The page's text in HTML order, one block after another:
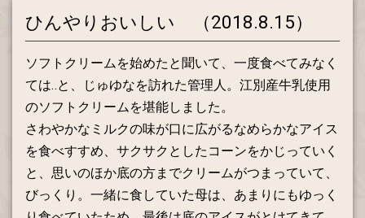
ひんやりおいしい （2018.8.15）
ソフトクリームを始めたと聞いて、一度食べてみなく
ては‥と、じゅゆなを訪れた管理人。江別産牛乳使用
のソフトクリームを堪能しました。
さわやかなミルクの味が口に広がるなめらかなアイス
を食べすすめ、サクサクとしたコーンをかじっていく
と、思いのほか底の方までクリームがつまっていて、
びっくり。一緒に食していた母は、あまりにもゆっく